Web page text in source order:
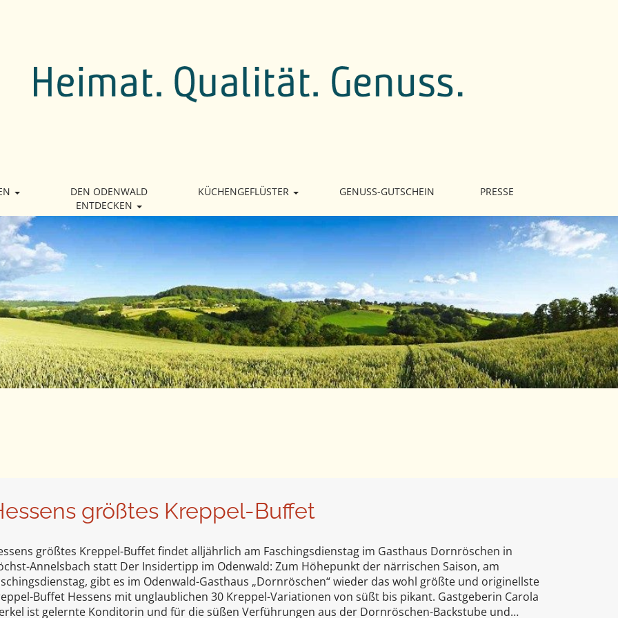
DEN ODENWALD
ENTDECKEN
KÜCHENGEFLÜSTER GENUSS-GUTSCHEIN PRESSE
größtes Kreppel-Buffet
größtes Kreppel-Buffet findet alljährlich am Faschingsdienstag im Gasthaus Dornröschen in
Annelsbach statt Der Insidertipp im Odenwald: Zum Höhepunkt der närrischen Saison, am
gibt es im Odenwald-Gasthaus „Dornröschen“ wieder das wohl größte und originellste
Buffet Hessens mit unglaublichen 30 Kreppel-Variationen von süßt bis pikant. Gastgeberin Carola
ist gelernte Konditorin und für die süßen Verführungen aus der Dornröschen-Backstube und…